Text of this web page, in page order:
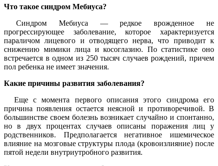
Что такое синдром Мебиуса?
Синдром Мебиуса — редкое врожденное не
прогрессирующее заболевание, которое характеризуется
параличом лицевого и отводящего нерва, что приводит к
снижению мимики лица и косоглазию. По статистике оно
встречается в одном из 250 тысяч случаев рождений, причем
пол ребенка не имеет значения.
Какие причины развития заболевания?
Еще с момента первого описания этого синдрома его
причина появления остается неясной и противоречивой. В
большинстве своем болезнь возникает случайно и спонтанно,
но в двух процентах случаев описаны поражения лиц у
родственников. Предполагается негативное ишемическое
влияние на мозговые структуры плода (кровоизлияние) после
пятой недели внутриутробного развития.